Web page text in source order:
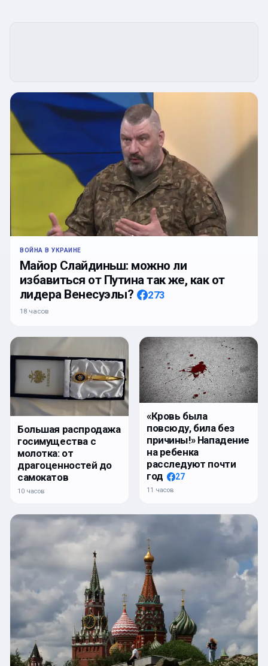
ВОЙНА В УКРАИНЕ
Майор Слайдиньш: можно ли
избавиться от Путина так же, как от
лидера Венесуэлы?
273
18 часов
Большая распродажа
госимущества с
молотка: от
драгоценностей до
самокатов
10 часов
«Кровь была
повсюду, била без
причины!» Нападение
на ребенка
расследуют почти
год
27
11 часов